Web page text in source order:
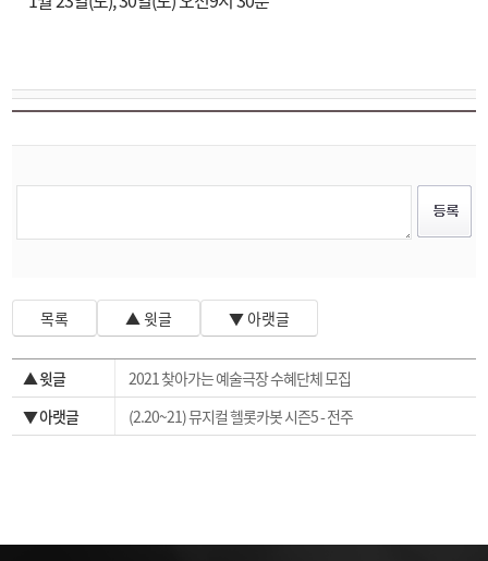
목록 ▲ 윗글 ▼ 아랫글
▲ 윗글
2021 찾아가는 예술극장 수혜단체 모집
▼ 아랫글
(2.20~21) 뮤지컬 헬롯카봇 시즌5 - 전주